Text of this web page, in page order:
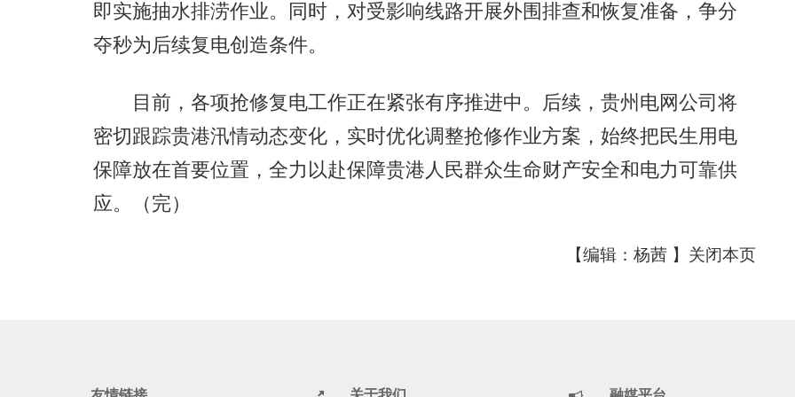
即实施抽水排涝作业。同时，对受影响线路开展外围排查和恢复准备，争分
夺秒为后续复电创造条件。
目前，各项抢修复电工作正在紧张有序推进中。后续，贵州电网公司将
密切跟踪贵港汛情动态变化，实时优化调整抢修作业方案，始终把民生用电
保障放在首要位置，全力以赴保障贵港人民群众生命财产安全和电力可靠供
应。（完）
【编辑：杨茜 】 关闭本页